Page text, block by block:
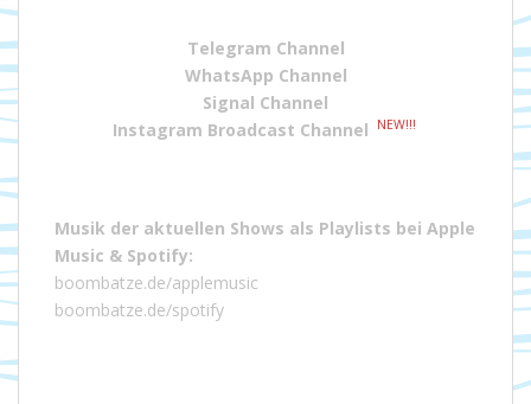
Telegram Channel
WhatsApp Channel
Signal Channel
Instagram Broadcast Channel
NEW!!!
Musik der aktuellen Shows als Playlists bei Apple
Music & Spotify:
boombatze.de/applemusic
boombatze.de/spotify